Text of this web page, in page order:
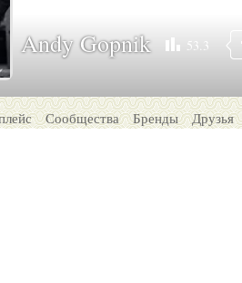
Andy Gopnik 53.3
Сообщества Бренды Друзья